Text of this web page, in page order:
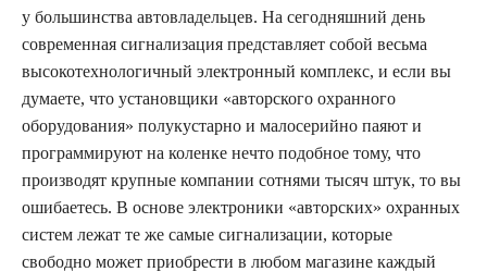
у большинства автовладельцев. На сегодняшний день
современная сигнализация представляет собой весьма
высокотехнологичный электронный комплекс, и если вы
думаете, что установщики «авторского охранного
оборудования» полукустарно и малосерийно паяют и
программируют на коленке нечто подобное тому, что
производят крупные компании сотнями тысяч штук, то вы
ошибаетесь. В основе электроники «авторских» охранных
систем лежат те же самые сигнализации, которые
свободно может приобрести в любом магазине каждый